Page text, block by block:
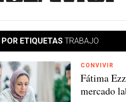
POR ETIQUETAS TRABAJO
CONVIVIR
Fátima
mercado